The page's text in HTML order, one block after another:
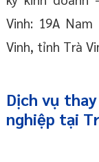
Vinh: 19A
Vinh, tỉnh Trà
Dịch vụ
nghiệp tại